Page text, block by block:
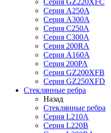
Серия А250А
Серия А300А
Серия С250A
Серия С300A
Серия 200RA
Серия А160A
Серия 200PA
Серия GZ200XFB
Серия GZ250XFD
Стеклянные ребра
Назад
Стеклянные ребра
Серия L210А
Серия L220В